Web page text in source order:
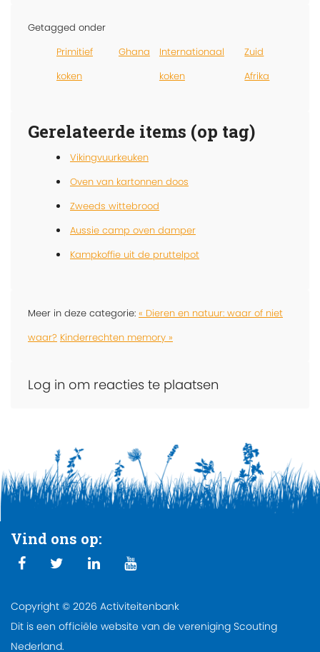
Getagged onder
Primitief
koken
Ghana
Internationaal
koken
Zuid
Afrika
Gerelateerde items (op tag)
Vikingvuurkeuken
Oven van kartonnen doos
Zweeds wittebrood
Aussie camp oven damper
Kampkoffie uit de pruttelpot
Meer in deze categorie: « Dieren en natuur: waar of niet
waar? Kinderrechten memory »
Log in om reacties te plaatsen
Vind ons op:
Copyright © 2026 Activiteitenbank
Dit is een officiële website van de vereniging Scouting
Nederland.